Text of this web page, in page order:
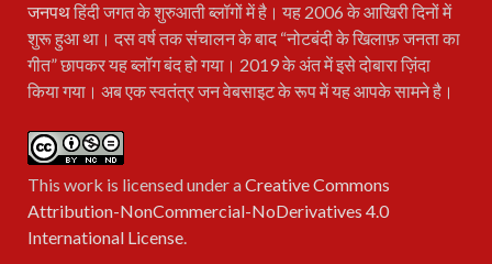
जनपथहिंदी जगत के शुरुआती ब्लॉगों में है। यह 2006 के आखिरी दिनों में
शुरू हुआ था। दस वर्ष तक संचालन के बाद “नोटबंदी के खिलाफ़ जनता का
गीत” छापकर यह ब्लॉग बंद हो गया। 2019 के अंत में इसे दोबारा ज़िंदा
किया गया। अब एक स्वतंत्र जन वेबसाइट के रूप में यह आपके सामने है।
This work is licensed under aCreative Commons
Attribution-NonCommercial-NoDerivatives 4.0
International License.